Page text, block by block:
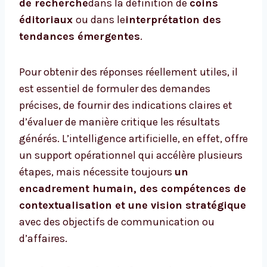
de recherchedans la définition de coins
éditoriaux ou dans leinterprétation des
tendances émergentes.
Pour obtenir des réponses réellement utiles, il
est essentiel de formuler des demandes
précises, de fournir des indications claires et
d’évaluer de manière critique les résultats
générés. L’intelligence artificielle, en effet, offre
un support opérationnel qui accélère plusieurs
étapes, mais nécessite toujours un
encadrement humain, des compétences de
contextualisation et une vision stratégique
avec des objectifs de communication ou
d’affaires.